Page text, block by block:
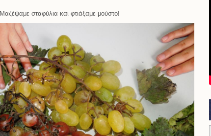
Μαζέψαμε σταφύλια και φτιάξαμε μούστο!